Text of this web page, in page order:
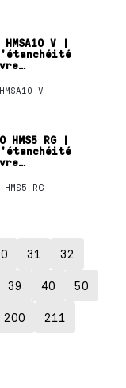
HMSA10 V |
unique
V
HMS5 RG |
unique
RG
31 32
39 40 50
200 211